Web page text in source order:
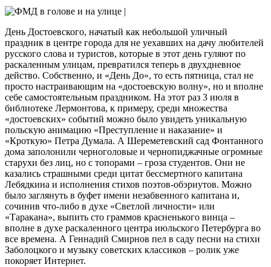
День Достоевского, начатый как небольшой уличный
праздник в центре города для не уехавших на дачу любителей
русского слова и туристов, которые в этот день гуляют по
раскаленным улицам, превратился теперь в двухдневное
действо. Собственно, и «День До», то есть пятница, стал не
просто настраивающим на «достоевскую волну», но и вполне
себе самостоятельным праздником. На этот раз 3 июля в
библиотеке Лермонтова, к примеру, среди множества
«достоевских» событий можно было увидеть уникальную
польскую анимацию «Преступление и наказание» и
«Кроткую» Петра Думала. А Шереметевский сад Фонтанного
дома заполонили черноголовые и чернопиджачные огромные
старухи без лиц, но с топорами – гроза студентов. Они не
казались страшными среди цитат бессмертного капитана
Лебядкина и исполнения стихов поэтов-обэриутов. Можно
было заглянуть в буфет имени незабвенного капитана и,
сочинив что-либо в духе «Светлой личности» или
«Таракана», выпить сто граммов красненького винца –
вполне в духе раскаленного центра июльского Петербурга во
все времена. А Геннадий Смирнов пел в саду песни на стихи
Заболоцкого и музыку советских классиков – ролик уже
покоряет Интернет.